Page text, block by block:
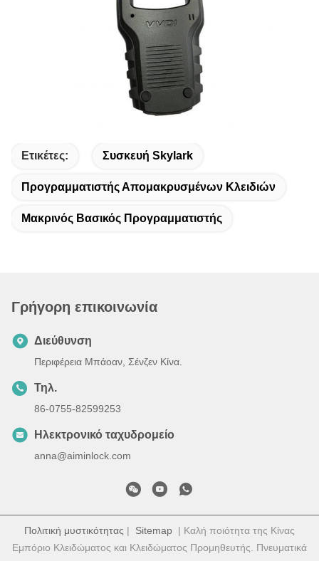
Ετικέτες: Συσκευή Skylark
Προγραμματιστής Απομακρυσμένων Κλειδιών
Μακρινός Βασικός Προγραμματιστής
Γρήγορη επικοινωνία
Διεύθυνση
Περιφέρεια Μπάοαν, Σένζεν Κίνα.
Τηλ.
86-0755-82599253
Ηλεκτρονικό ταχυδρομείο
anna@aiminlock.com
Πολιτική μυστικότητας | Sitemap | Καλή ποιότητα της Κίνας
Εμπόριο Κλειδώματος και Κλειδώματος Προμηθευτής. Πνευματικά